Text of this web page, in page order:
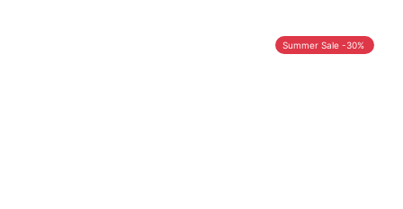
Summer Sale -30%